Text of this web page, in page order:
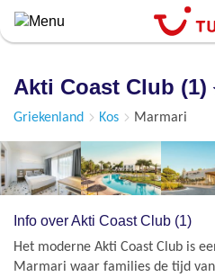
Overslaan
algemene
gaan
Akti Coast Club (1)
Griekenland Kos Marmari
Info over Akti Coast Club (1)
Het moderne Akti Coast Club is
Marmari waar families de tijd